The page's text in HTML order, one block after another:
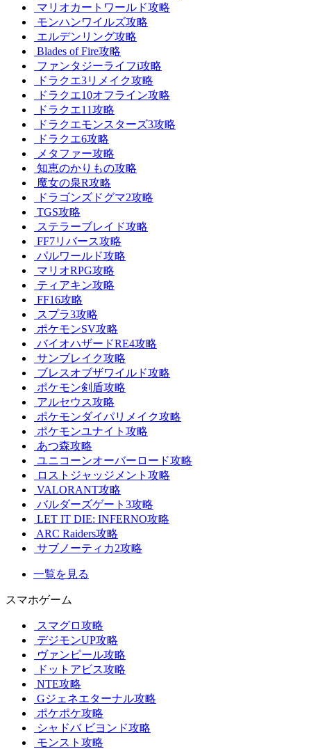
マリオカートワールド攻略
モンハンワイルズ攻略
エルデンリング攻略
Blades of Fire攻略
ファンタジーライフi攻略
ドラクエ3リメイク攻略
ドラクエ10オフライン攻略
ドラクエ11攻略
ドラクエモンスターズ3攻略
ドラクエ6攻略
メタファー攻略
知恵のかりもの攻略
魔女の泉R攻略
ドラゴンズドグマ2攻略
TGS攻略
ステラーブレイド攻略
FF7リバース攻略
パルワールド攻略
マリオRPG攻略
ティアキン攻略
FF16攻略
スプラ3攻略
ポケモンSV攻略
バイオハザードRE4攻略
サンブレイク攻略
ブレスオブザワイルド攻略
ポケモン剣盾攻略
アルセウス攻略
ポケモンダイパリメイク攻略
ポケモンユナイト攻略
あつ森攻略
ユニコーンオーバーロード攻略
ロストジャッジメント攻略
VALORANT攻略
バルダーズゲート3攻略
LET IT DIE: INFERNO攻略
ARC Raiders攻略
サブノーティカ2攻略
一覧を見る
スマホゲーム
スマグロ攻略
デジモンUP攻略
ヴァンピール攻略
ドットアビス攻略
NTE攻略
Gジェネエターナル攻略
ポケポケ攻略
シャドバ ビヨンド攻略
モンスト攻略